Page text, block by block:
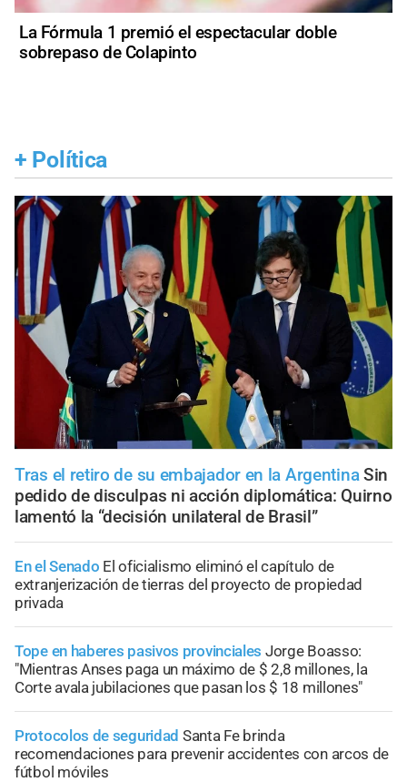
La Fórmula 1 premió el espectacular doble
sobrepaso de Colapinto
+ Política
Tras el retiro de su embajador en la Argentina Sin
pedido de disculpas ni acción diplomática: Quirno
lamentó la “decisión unilateral de Brasil”
En el Senado El oficialismo eliminó el capítulo de
extranjerización de tierras del proyecto de propiedad
privada
Tope en haberes pasivos provinciales Jorge Boasso:
"Mientras Anses paga un máximo de $ 2,8 millones, la
Corte avala jubilaciones que pasan los $ 18 millones"
Protocolos de seguridad Santa Fe brinda
recomendaciones para prevenir accidentes con arcos de
fútbol móviles